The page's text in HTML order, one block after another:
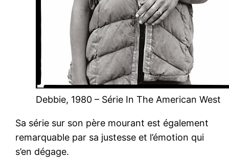
Debbie, 1980 – Série In The American West
Sa série sur son père mourant est également
remarquable par sa justesse et l’émotion qui
s’en dégage.